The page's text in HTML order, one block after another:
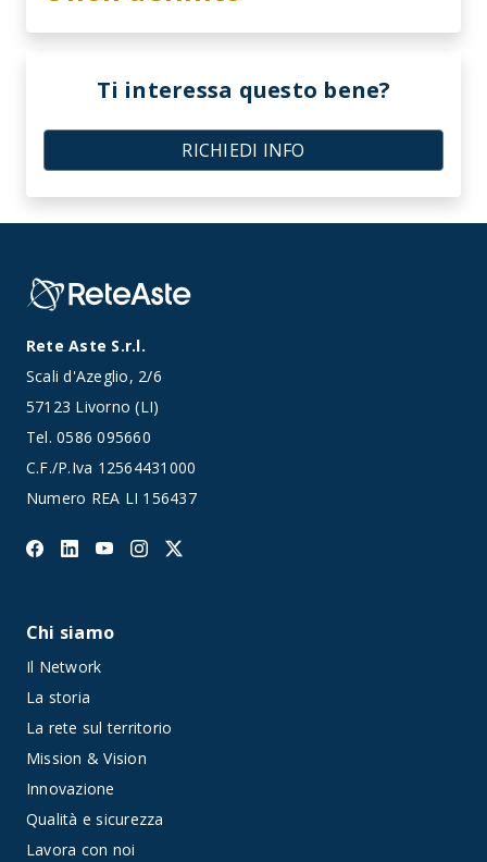
Ti interessa questo bene?
RICHIEDI INFO
Rete Aste S.r.l.
Scali d'Azeglio, 2/6
57123 Livorno (LI)
Tel.0586 095660
C.F./P.Iva 12564431000
Numero REA LI 156437
Chi siamo
Il Network
La storia
La rete sul territorio
Mission & Vision
Innovazione
Qualità e sicurezza
Lavora con noi